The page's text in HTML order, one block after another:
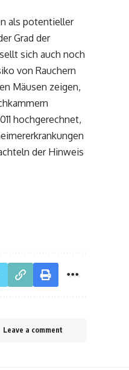
als potentieller
Grad der
sich auch noch
von Rauchern
Mäusen zeigen,
hochgerechnet,
der Hinweis
Leave a comment